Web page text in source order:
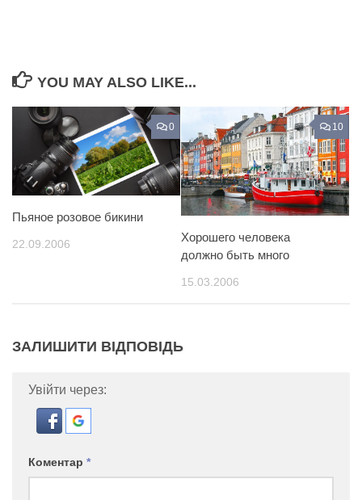
YOU MAY ALSO LIKE...
0
Пьяное розовое бикини
22.09.2006
10
Хорошего человека
должно быть много
15.03.2006
ЗАЛИШИТИ ВІДПОВІДЬ
Увійти через:
Коментар *